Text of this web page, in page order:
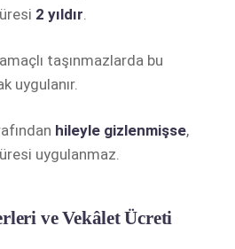
2 yıldır
taşınmazlarda bu
uygulanır.
hileyle gizlenmişse,
uygulanmaz.
ve Vekâlet Ücreti